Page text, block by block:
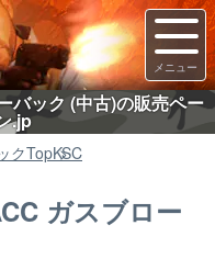
バック (中古)の販売ペー
.jp
クTopKSC
ガスブロー